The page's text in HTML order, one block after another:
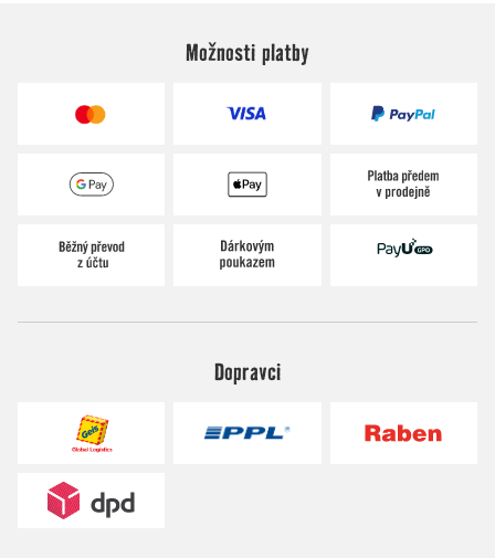
Možnosti platby
Dopravci